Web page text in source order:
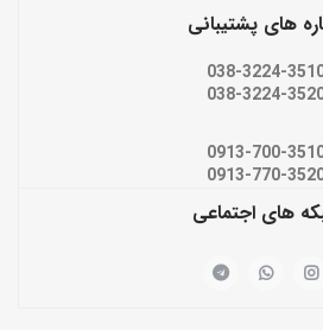
های پشتیبانی
038-3224-
038-3224-
0913-700-
0913-770-
های اجتماعی